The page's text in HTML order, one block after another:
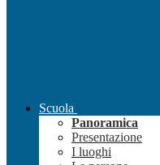
Scuola
Panoramica
Presentazione
I luoghi